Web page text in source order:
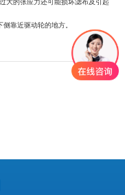
大的张应力还可能损坏滤布及引起
靠近驱动轮的地方。